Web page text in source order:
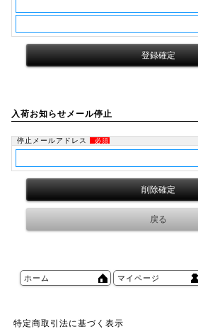
入荷お知らせメール停止
停止メールアドレス 必須
ホーム マイページ
特定商取引法に基づく表示